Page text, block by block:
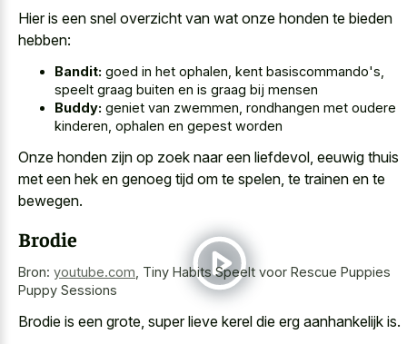
Hier is een snel overzicht van wat onze honden te bieden
hebben:
Bandit: goed in het ophalen, kent basiscommando's,
speelt graag buiten en is graag bij mensen
Buddy: geniet van zwemmen, rondhangen met oudere
kinderen, ophalen en gepest worden
Onze honden zijn op zoek naar een liefdevol, eeuwig thuis
met een hek en genoeg tijd om te spelen, te trainen en te
bewegen.
Brodie
Bron: youtube.com Tiny Habits Speelt voor Rescue Puppies
Puppy Sessions
Brodie is een grote, super lieve kerel die erg aanhankelijk is.